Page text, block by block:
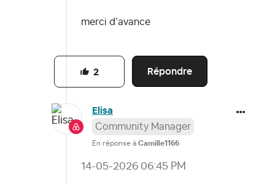
merci d’avance
Répondre
2
Elisa
Community Manager
En réponse à Camille1166
‎14-05-2026 06:45 PM